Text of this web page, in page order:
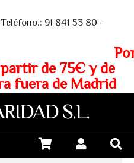
91 841 53 80 -
de 75€ y de
fuera de Madrid
S.L.
Más info